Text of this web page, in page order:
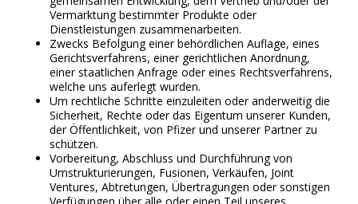
Vermarktung bestimmter Produkte oder
Dienstleistungen zusammenarbeiten.
Zwecks Befolgung einer behördlichen Auflage, eines
Gerichtsverfahrens, einer gerichtlichen Anordnung,
einer staatlichen Anfrage oder eines Rechtsverfahrens,
welche uns auferlegt wurden.
Um rechtliche Schritte einzuleiten oder anderweitig die
Sicherheit, Rechte oder das Eigentum unserer Kunden,
der Öffentlichkeit, von Pfizer und unserer Partner zu
schützen.
Vorbereitung, Abschluss und Durchführung von
Umstrukturierungen, Fusionen, Verkäufen, Joint
Ventures, Abtretungen, Übertragungen oder sonstigen